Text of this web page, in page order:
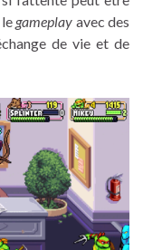
gameplay avec des
de vie et de